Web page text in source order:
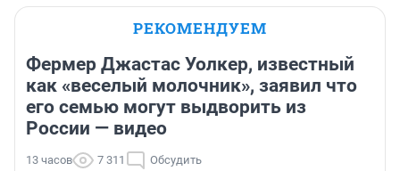
РЕКОМЕНДУЕМ
Фермер Джастас Уолкер, известный
как «веселый молочник», заявил что
его семью могут выдворить из
России — видео
13 часов 7 311 Обсудить